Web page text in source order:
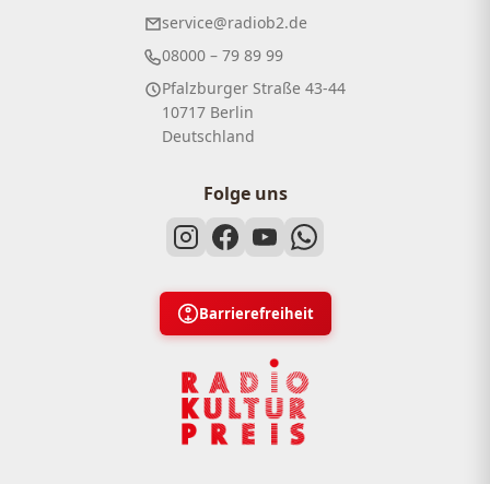
service@radiob2.de
08000 – 79 89 99
Pfalzburger Straße 43-44
10717 Berlin
Deutschland
Folge uns
Barrierefreiheit